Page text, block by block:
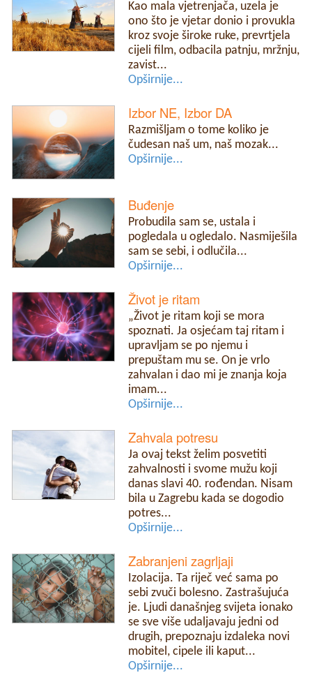
Kao mala vjetrenjača, uzela je
ono što je vjetar donio i provukla
kroz svoje široke ruke, prevrtjela
cijeli film, odbacila patnju, mržnju,
zavist...
Opširnije...
Izbor NE, Izbor DA
Razmišljam o tome koliko je
čudesan naš um, naš mozak...
Opširnije...
Buđenje
Probudila sam se, ustala i
pogledala u ogledalo. Nasmiješila
sam se sebi, i odlučila...
Opširnije...
Život je ritam
„Život je ritam koji se mora
spoznati. Ja osjećam taj ritam i
upravljam se po njemu i
prepuštam mu se. On je vrlo
zahvalan i dao mi je znanja koja
imam...
Opširnije...
Zahvala potresu
Ja ovaj tekst želim posvetiti
zahvalnosti i svome mužu koji
danas slavi 40. rođendan. Nisam
bila u Zagrebu kada se dogodio
potres...
Opširnije...
Zabranjeni zagrljaji
Izolacija. Ta riječ već sama po
sebi zvuči bolesno. Zastrašujuća
je. Ljudi današnjeg svijeta ionako
se sve više udaljavaju jedni od
drugih, prepoznaju izdaleka novi
mobitel, cipele ili kaput...
Opširnije...